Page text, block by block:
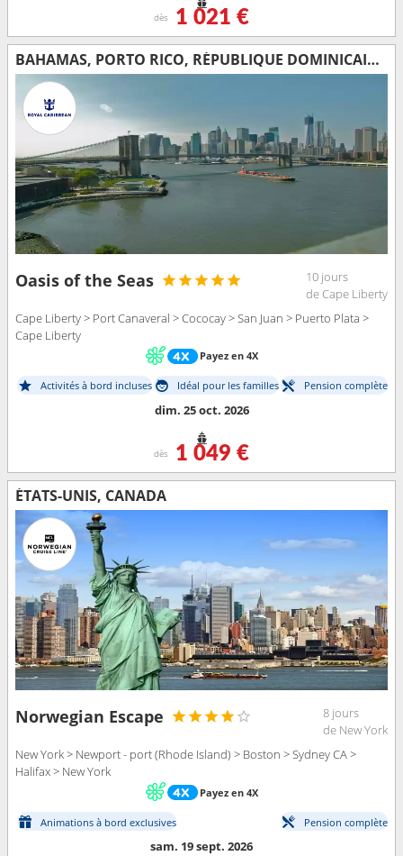
dès 1 021 €
BAHAMAS, PORTO RICO, RÉPUBLIQUE DOMINICAINE, ÉTATS-UNIS
Oasis of the Seas
10 jours
de Cape Liberty
Cape Liberty > Port Canaveral > Cococay > San Juan > Puerto Plata >
Cape Liberty
Payez en 4X
Activités à bord incluses Idéal pour les familles Pension complète
dim. 25 oct. 2026
dès 1 049 €
ÉTATS-UNIS, CANADA
Norwegian Escape
8 jours
de New York
New York > Newport - port (Rhode Island) > Boston > Sydney CA >
Halifax > New York
Payez en 4X
Animations à bord exclusives Pension complète
sam. 19 sept. 2026